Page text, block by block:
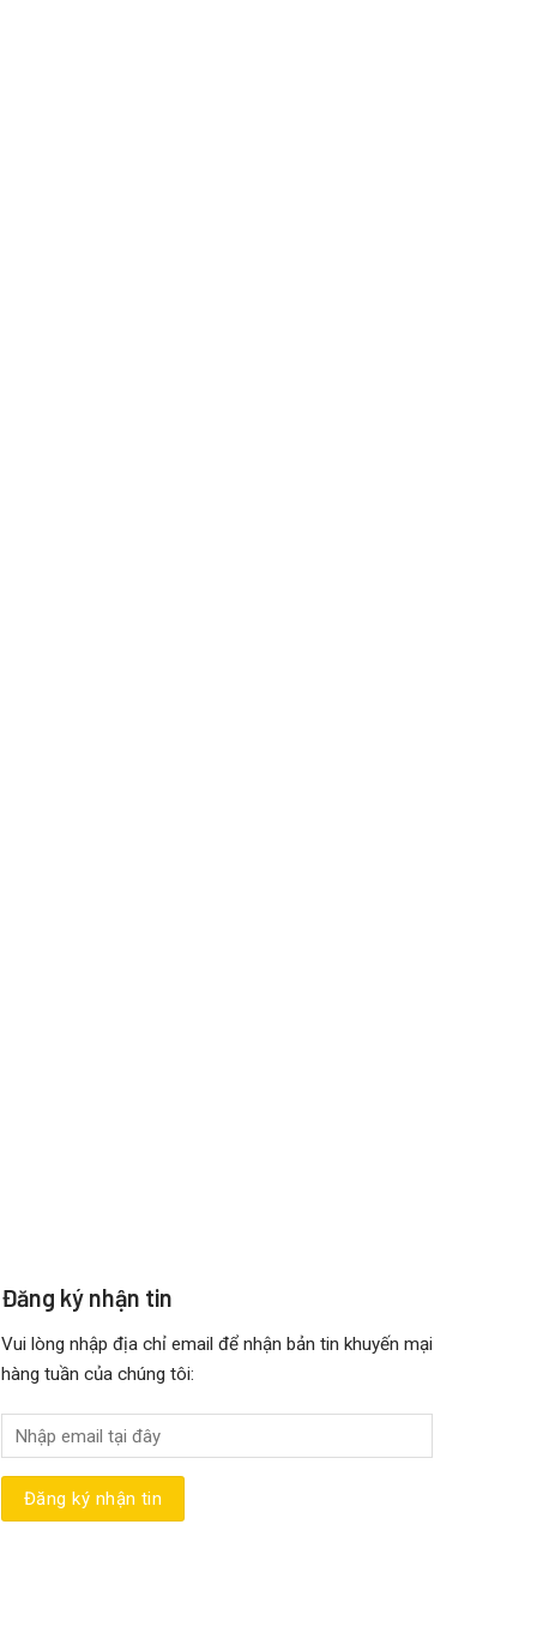
Đăng ký nhận tin
Vui lòng nhập địa chỉ email để nhận bản tin khuyến mại
hàng tuần của chúng tôi: